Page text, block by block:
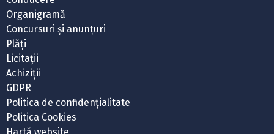
Organigramă
Concursuri și anunțuri
Plăți
Licitații
Achiziții
GDPR
Politica de confidențialitate
Politica Cookies